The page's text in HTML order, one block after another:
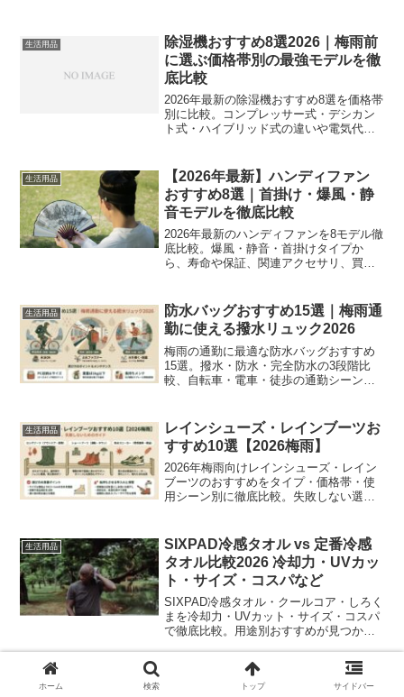
生活用品
除湿機おすすめ8選2026｜梅雨前
に選ぶ価格帯別の最強モデルを徹
底比較
2026年最新の除湿機おすすめ8選を価格帯
別に比較。コンプレッサー式・デシカン
ト式・ハイブリッド式の違いや電気代、
生活用品
【2026年最新】ハンディファン
おすすめ8選｜首掛け・爆風・静
音モデルを徹底比較
2026年最新のハンディファンを8モデル徹
底比較。爆風・静音・首掛けタイプか
ら、寿命や保証、関連アクセサリ、買っ
生活用品
防水バッグおすすめ15選｜梅雨通
勤に使える撥水リュック2026
梅雨の通勤に最適な防水バッグおすすめ
15選。撥水・防水・完全防水の3段階比
較、自転車・電車・徒歩の通勤シーン別
生活用品
レインシューズ・レインブーツお
すすめ10選【2026梅雨】
2026年梅雨向けレインシューズ・レイン
ブーツのおすすめをタイプ・価格帯・使
用シーン別に徹底比較。失敗しない選び
生活用品
SIXPAD冷感タオル vs 定番冷感
タオル比較2026 冷却力・UVカッ
ト・サイズ・コスパなど
SIXPAD冷感タオル・クールコア・しろく
まを冷却力・UVカット・サイズ・コスパ
で徹底比較。用途別おすすめが見つかり
生活用品
冷感インナーシャツおすすめ比較
ホーム 検索 トップ サイドバー